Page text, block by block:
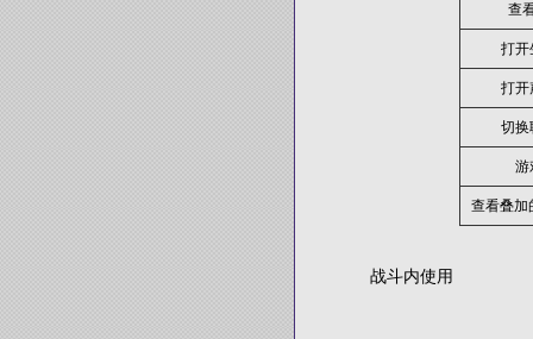
查
打开
打开
切换
游
查看叠加
战斗内使用